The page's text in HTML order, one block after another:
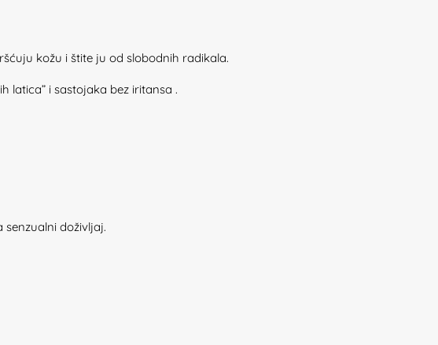
kožu i štite ju od slobodnih radikala.
latica” i sastojaka bez iritansa .
doživljaj.